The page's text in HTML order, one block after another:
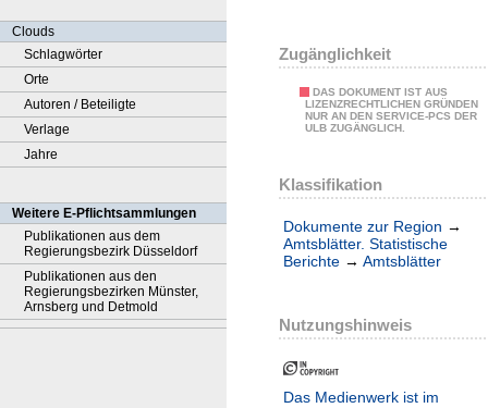
Clouds
Schlagwörter
Orte
Autoren / Beteiligte
Verlage
Jahre
Weitere E-Pflichtsammlungen
Publikationen aus dem
Regierungsbezirk Düsseldorf
Publikationen aus den
Regierungsbezirken Münster,
Arnsberg und Detmold
Zugänglichkeit
DAS DOKUMENT IST AUS
LIZENZRECHTLICHEN GRÜNDEN
NUR AN DEN SERVICE-PCS DER
ULB ZUGÄNGLICH.
Klassifikation
Dokumente zur Region →
Amtsblätter. Statistische
Berichte → Amtsblätter
Nutzungshinweis
Das Medienwerk ist im